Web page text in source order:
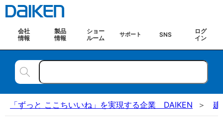
会社
情報
製品
情報
ショー
ルーム
サポート SNS
ログ
イン
「ずっと ここちいいね」を実現する企業 DAIKEN 建